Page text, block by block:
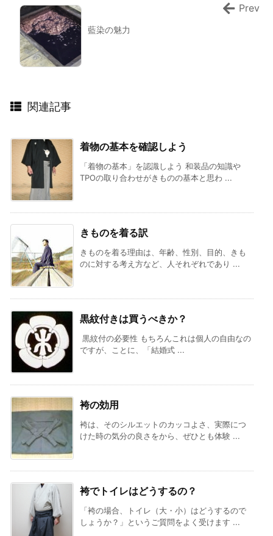
藍染の魅力
Prev
関連記事
着物の基本を確認しよう
「着物の基本」を認識しよう 和装品の知識や
TPOの取り合わせがきものの基本と思わ ...
きものを着る訳
きものを着る理由は、年齢、性別、目的、きも
のに対する考え方など、人それぞれであり ...
黒紋付きは買うべきか？
黒紋付の必要性 もちろんこれは個人の自由なの
ですが、ことに、「結婚式 ...
袴の効用
袴は、そのシルエットのカッコよさ、実際につ
けた時の気分の良さをから、ぜひとも体験 ...
袴でトイレはどうするの？
「袴の場合、トイレ（大・小）はどうするので
しょうか？」というご質問をよく受けます ...